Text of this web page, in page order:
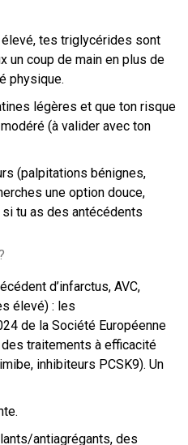
tes triglycérides sont
un coup de main en plus de
physique.
légères et que ton risque
(à valider avec ton
(palpitations bénignes,
une option douce,
tu as des antécédents
d’infarctus, AVC,
élevé) : les
de la Société Européenne
traitements à efficacité
inhibiteurs PCSK9). Un
antiagrégants, des